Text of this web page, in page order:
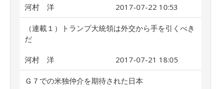
河村 洋 2017-07-22 10:53
（連載１）トランプ大統領は外交から手を引くべき
だ
河村 洋 2017-07-21 18:05
Ｇ７での米独仲介を期待された日本